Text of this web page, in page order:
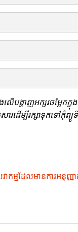
បង្ហាញអក្សរចម្លែកក្នុង
រដើម្បីរក្សាទុកទៅកុំព្យូ
កម្មដែលមានការអនុញ្ញ